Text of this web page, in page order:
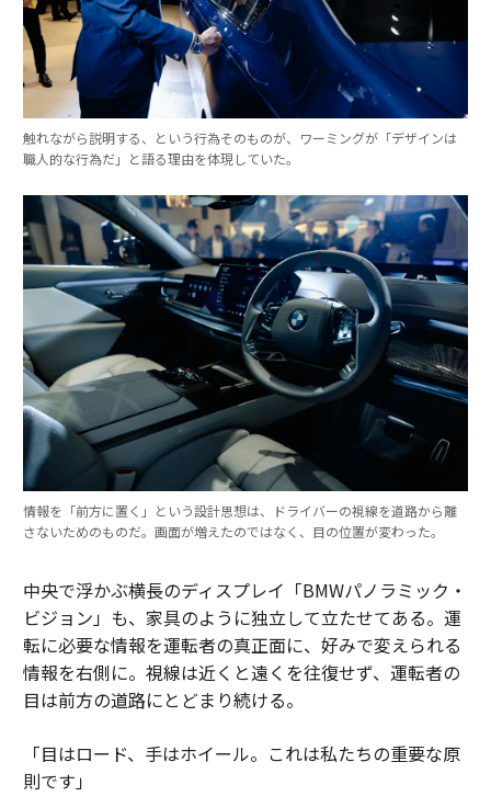
触れながら説明する、という行為そのものが、ワーミングが「デザインは
職人的な行為だ」と語る理由を体現していた。
情報を「前方に置く」という設計思想は、ドライバーの視線を道路から離
さないためのものだ。画面が増えたのではなく、目の位置が変わった。
中央で浮かぶ横長のディスプレイ「BMWパノラミック・
ビジョン」も、家具のように独立して立たせてある。運
転に必要な情報を運転者の真正面に、好みで変えられる
情報を右側に。視線は近くと遠くを往復せず、運転者の
目は前方の道路にとどまり続ける。
「目はロード、手はホイール。これは私たちの重要な原
則です」